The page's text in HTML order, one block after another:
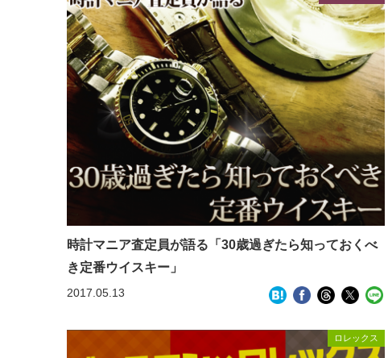
時計マニア査定員が語る「30歳過ぎたら知っておくべ
き定番ウイスキー」
2017.05.13
ロレックス